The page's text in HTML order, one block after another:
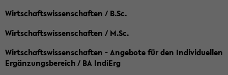
Wirtschaftswissenschaften / B.Sc.
Wirtschaftswissenschaften / M.Sc.
Wirtschaftswissenschaften - Angebote für den Individuellen
Ergänzungsbereich / BA IndiErg